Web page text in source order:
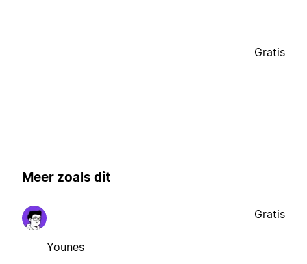
Gratis
Meer zoals dit
Younes
Gratis